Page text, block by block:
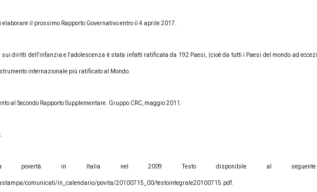
elaborare il prossimo Rapporto Governativo entro il 4 aprile 2017.
sui diritti dell'infanzia e l'adolescenza è stata infatti ratificata da 192 Paesi, (cioè da tutti i Paesi del mondo ad
strumento internazionale più ratificato al Mondo.
al Secondo Rapporto Supplementare. Gruppo CRC, maggio 2011.
povertà in Italia nel 2009 Testo disponibile al
comunicati/in_calendario/povita/20100715_00/testointegrale20100715.pdf.